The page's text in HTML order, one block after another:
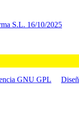
S.L. 16/10/2025
GNU GPL